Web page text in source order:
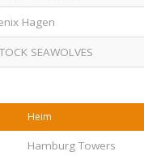
Hagen
SEAWOLVES
Heim
Hamburg Towers